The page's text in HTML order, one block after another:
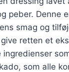
peber. Denne
smag og
retten et
ingredienser
som alle